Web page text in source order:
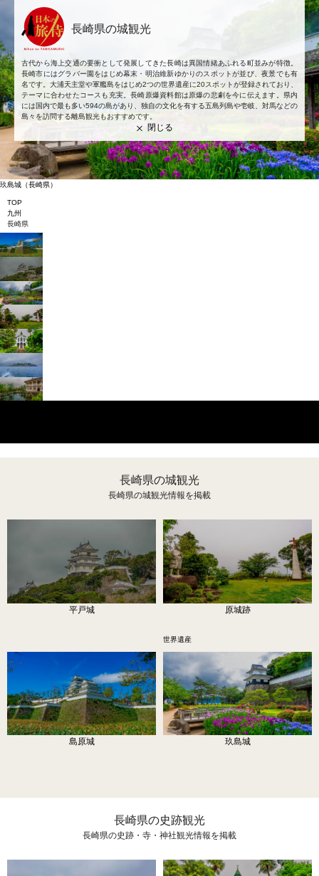
長崎県の城観光
古代から海上交通の要衝として発展してきた長崎は異国情緒あふれる町並みが特徴。
長崎市にはグラバー園をはじめ幕末・明治維新ゆかりのスポットが並び、夜景でも有
名です。大浦天主堂や軍艦島をはじめ2つの世界遺産に20スポットが登録されており、
テーマに合わせたコースも充実。長崎原爆資料館は原爆の悲劇を今に伝えます。県内
には国内で最も多い594の島があり、独自の文化を有する五島列島や壱岐、対馬などの
島々を訪問する離島観光もおすすめです。
閉じる
玖島城 （長崎県）
TOP
九州
長崎県
長崎県の城観光
長崎県の城観光情報を掲載
平戸城 原城跡
世界遺産
島原城 玖島城
長崎県の史跡観光
長崎県の史跡・寺・神社観光情報を掲載